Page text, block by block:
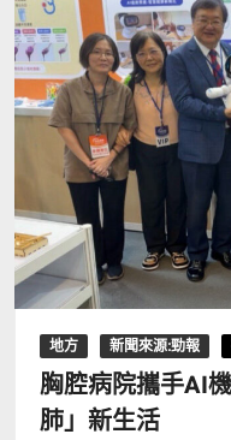
地方 新聞來源:勁報
胸腔病院攜手AI
肺」新生活